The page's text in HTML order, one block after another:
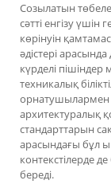
Созылатын
сәтті енгізу үшін
көрінуін
әдістері
күрделі
техникалық
орнатушылармен
архитектуралық
стандарттарын
арасындағы бұл
контекстілерде
береді.